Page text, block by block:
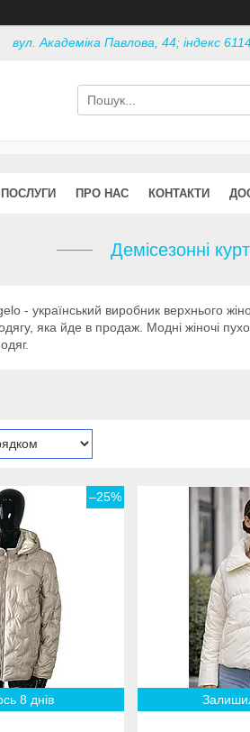
вул. Академіка Павлова, 44; індекс
ПРО НАС КОНТАКТИ
Демісезонні
- український виробник верхнього
яка йде в продаж. Модні жіночі
–25%
8 днів